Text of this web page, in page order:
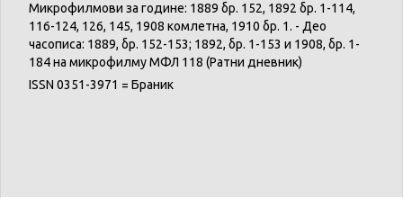
Микрофилмови за године: 1889 бр. 152, 1892 бр. 1-114,
116-124, 126, 145, 1908 комлетна, 1910 бр. 1. - Део
часописа: 1889, бр. 152-153; 1892, бр. 1-153 и 1908, бр. 1-
184 на микрофилму МФЛ 118 (Ратни дневник)
ISSN 0351-3971 = Браник